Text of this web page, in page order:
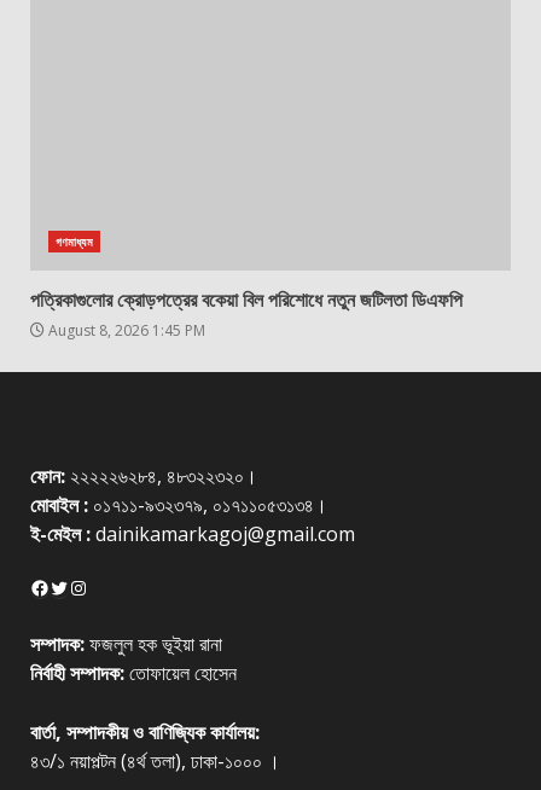
গণমাধ্যম
পত্রিকাগুলোর ক্রোড়পত্রের বকেয়া বিল পরিশোধে নতুন জটিলতা ডিএফপি
August 8, 2026 1:45 PM
ফোন: ২২২২২৬২৮৪, ৪৮৩২২৩২০।
মোবাইল : ০১৭১১-৯৩২৩৭৯, ০১৭১১০৫৩১৩৪।
ই-মেইল :dainikamarkagoj@gmail.com
Facebook
Twitter
Instagram
সম্পাদক:ফজলুল হক ভূইয়া রানা
নির্বাহী সম্পাদক:তোফায়েল হোসেন
বার্তা, সম্পাদকীয় ও বাণিজ্যিক কার্যালয়:
৪৩/১ নয়াপল্টন (৪র্থ তলা), ঢাকা-১০০০ ।